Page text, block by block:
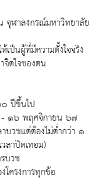
จุฬาลงกรณ์มหาวิทยาลัย
เป็นผู้ที่มีความตั้งใจจริง
ตใจของตน
ปีขึ้นไป
๑๖ พฤศจิกายน ๖๗
บวชแต่ต้องไม่ต่ำกว่า ๑
ลาปิดเทอม)
บวช
ครงการทุกข้อ